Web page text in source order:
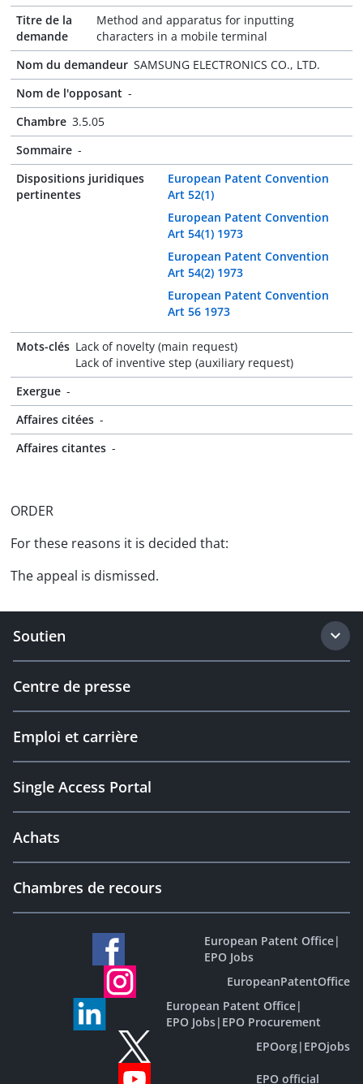
Titre de la
demande
Method and apparatus for inputting
characters in a mobile terminal
Nom du demandeur SAMSUNG ELECTRONICS CO., LTD.
Nom de l'opposant -
Chambre 3.5.05
Sommaire -
Dispositions juridiques
pertinentes
European Patent Convention
Art 52(1)
European Patent Convention
Art 54(1) 1973
European Patent Convention
Art 54(2) 1973
European Patent Convention
Art 56 1973
Mots-clés Lack of novelty (main request)
Lack of inventive step (auxiliary request)
Exergue -
Affaires citées -
Affaires citantes -
ORDER
For these reasons it is decided that:
The appeal is dismissed.
Soutien
Centre de presse
Emploi et carrière
Single Access Portal
Achats
Chambres de recours
European Patent Office|
EPO Jobs
EuropeanPatentOffice
European Patent Office|
EPO Jobs| EPO Procurement
EPOorg| EPOjobs
EPO official